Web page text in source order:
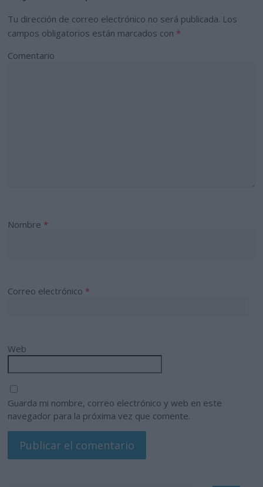
Tu dirección de correo electrónico no será publicada. Los
campos obligatorios están marcados con *
Comentario
Nombre *
Correo electrónico *
Web
Guarda mi nombre, correo electrónico y web en este
navegador para la próxima vez que comente.